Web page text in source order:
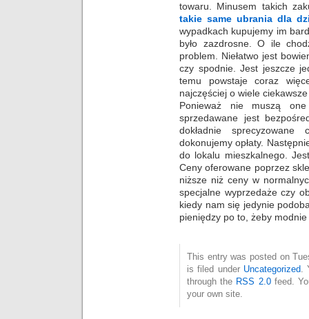
towaru. Minusem takich
takie same ubrania dla
wypadkach kupujemy im
było zazdrosne. O ile
problem. Niełatwo jest
czy spodnie. Jest jeszcze
temu powstaje coraz
najczęściej o wiele
Ponieważ nie muszą
sprzedawane jest
dokładnie
dokonujemy opłaty.
do lokalu mieszkalnego.
Ceny oferowane poprzez
niższe niż ceny w
specjalne wyprzedaże czy
kiedy nam się jedynie
pieniędzy po to, żeby
This entry was posted on
is filed under Uncategorized.
through the RSS 2.0feed.
your own site.